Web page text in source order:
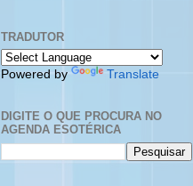
TRADUTOR
Powered by Translate
DIGITE O QUE PROCURA NO
AGENDA ESOTÉRICA